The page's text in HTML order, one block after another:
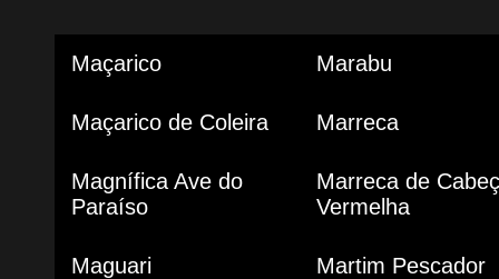
Maçarico Marabu
Maçarico de Coleira Marreca
Magnífica Ave do
Paraíso
Marreca de
Vermelha
Maguari Martim Pescador